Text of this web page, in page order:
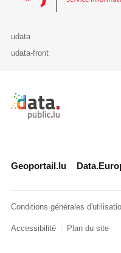
udata
udata-front
Retour à l'accueil de
Geoportail.lu
Conditions générales
Accessibilité Plan du site